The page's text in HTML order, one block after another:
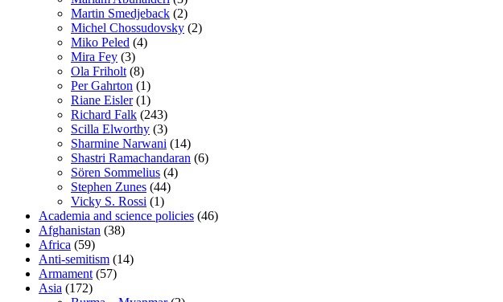
Martin Smedjeback (2)
Michel Chossudovsky (2)
Miko Peled (4)
Mira Fey (3)
Ola Friholt (8)
Per Gahrton (1)
Riane Eisler(1)
Richard Falk (243)
Scilla Elworthy (3)
Sharmine Narwani (14)
Shastri Ramachandaran (6)
Sören Sommelius (4)
Stephen Zunes (44)
Vicky S. Rossi (1)
Academia and science policies (46)
Afghanistan (38)
Africa (59)
Anti-semitism (14)
Armament (57)
Asia (172)